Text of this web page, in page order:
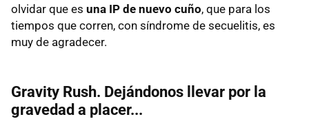
olvidar que es una IP de nuevo cuño, que para los
tiempos que corren, con síndrome de secuelitis, es
muy de agradecer.
Gravity Rush. Dejándonos llevar por la
gravedad a placer...